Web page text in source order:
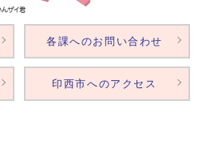
各課へのお問い合わせ
印西市へのアクセス